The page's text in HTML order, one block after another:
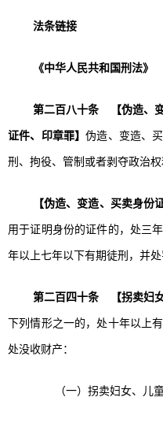
法条链接
《中华人民共和国刑法》
第二百八十条 【伪造、
证件、印章罪】伪造、变造、
刑、拘役、管制或者剥夺政治
【伪造、变造、买卖身份
用于证明身份的证件的，处三
年以上七年以下有期徒刑，并处
第二百四十条 【拐卖妇女
下列情形之一的，处十年以上
处没收财产：
（一）拐卖妇女、儿童